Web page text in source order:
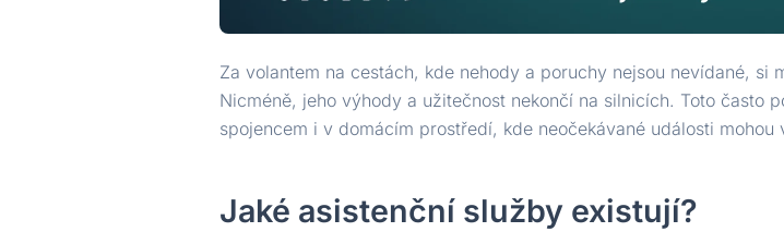
Za volantem na cestách, kde nehody a poruchy nejsou nevídané, si
Nicméně, jeho výhody a užitečnost nekončí na silnicích. Toto často
spojencem i v domácím prostředí, kde neočekávané události mohou
Jaké asistenční služby existují?